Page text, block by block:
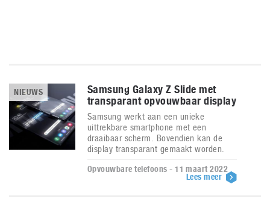
NIEUWS
Samsung Galaxy Z Slide met
transparant opvouwbaar display
Samsung werkt aan een unieke
uittrekbare smartphone met een
draaibaar scherm. Bovendien kan de
display transparant gemaakt worden.
Opvouwbare telefoons - 11 maart 2022
Lees meer